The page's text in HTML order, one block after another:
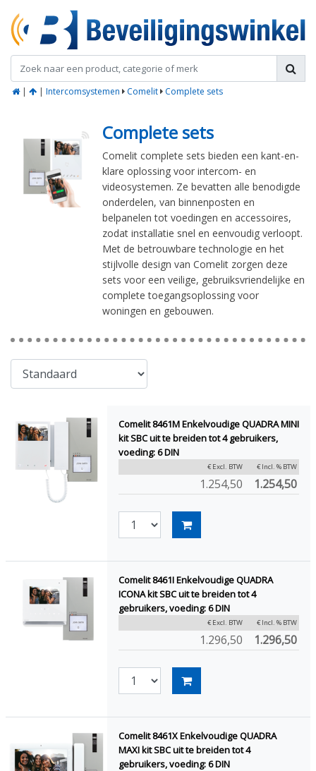
| | Intercomsystemen Comelit Complete sets
Complete sets
Comelit complete sets bieden een kant-en-
klare oplossing voor intercom- en
videosystemen. Ze bevatten alle benodigde
onderdelen, van binnenposten en
belpanelen tot voedingen en accessoires,
zodat installatie snel en eenvoudig verloopt.
Met de betrouwbare technologie en het
stijlvolle design van Comelit zorgen deze
sets voor een veilige, gebruiksvriendelijke en
complete toegangsoplossing voor
woningen en gebouwen.
Comelit 8461M Enkelvoudige QUADRA MINI
kit SBC uit te breiden tot 4 gebruikers,
voeding: 6 DIN
€ Excl. BTW € Incl. % BTW
1.254,50 1.254,50
Comelit 8461I Enkelvoudige QUADRA
ICONA kit SBC uit te breiden tot 4
gebruikers, voeding: 6 DIN
€ Excl. BTW € Incl. % BTW
1.296,50 1.296,50
Comelit 8461X Enkelvoudige QUADRA
MAXI kit SBC uit te breiden tot 4
gebruikers, voeding: 6 DIN